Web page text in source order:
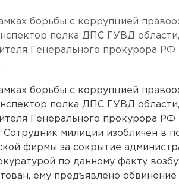
борьбы с коррупцией
полка ДПС ГУВД
Генерального прокурора РФ
борьбы с коррупцией
полка ДПС ГУВД
Генерального прокурора РФ
милиции изобличен в
фирмы за сокрытие
по данному факту
ему предъявлено обвинение